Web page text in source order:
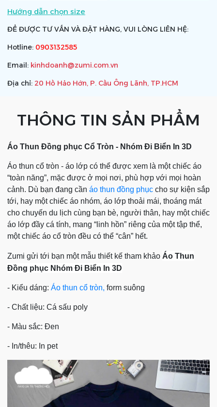
Hướng dẫn chọn size
ĐỂ ĐƯỢC TƯ VẤN VÀ ĐẶT HÀNG, VUI LÒNG LIÊN HỆ:
Hotline: 0903132585
Email: kinhdoanh@zumi.com.vn
Địa chỉ: 20 Hồ Hảo Hớn, P. Cầu Ông Lãnh, TP.HCM
THÔNG TIN SẢN PHẨM
Áo Thun Đồng phục Cổ Tròn - Nhóm Đi Biển In 3D
Áo thun cổ tròn - áo lớp có thể được xem là một chiếc áo
“toàn năng”, mặc được ở mọi nơi, phù hợp với mọi hoàn
cảnh. Dù bạn đang cần áo thun đồng phục cho sự kiện sắp
tới, hay một chiếc áo nhóm, áo lớp thoải mái, thoáng mát
cho chuyến du lịch cùng bạn bè, người thân, hay một chiếc
áo lớp đầy cá tính, mang “linh hồn” riêng của một tập thể,
một chiếc áo cổ tròn đều có thể “cân” hết.
Zumi gửi tới bạn một mẫu thiết kế tham khảo Áo Thun
Đồng phục Nhóm Đi Biển In 3D
- Kiểu dáng: Áo thun cổ tròn, form suông
- Chất liệu: Cá sấu poly
- Màu sắc: Đen
- In/thêu: In pet